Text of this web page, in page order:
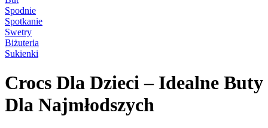
Spodnie
Spotkanie
Swetry
Biżuteria
Sukienki
Crocs Dla Dzieci – Idealne Buty
Dla Najmłodszych